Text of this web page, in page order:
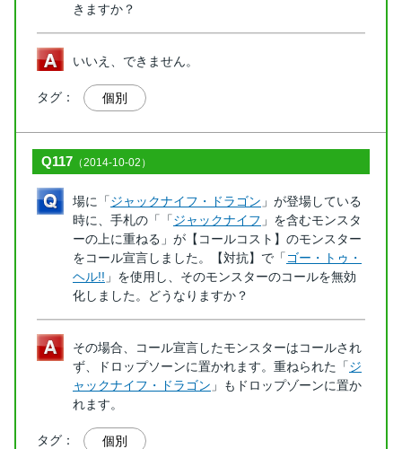
きますか？
いいえ、できません。
タグ： 個別
Q117 （2014-10-02）
場に「ジャックナイフ・ドラゴン 」が登場している
時に、手札の「「ジャックナイフ 」を含むモンスタ
ーの上に重ねる」が【コールコスト】のモンスター
をコール宣言しました。【対抗】で「 ゴー・トゥ・
ヘル!! 」を使用し、そのモンスターのコールを無効
化しました。どうなりますか？
その場合、コール宣言したモンスターはコールされ
ず、ドロップソーンに置かれます。重ねられた「ジ
ャックナイフ・ドラゴン 」もドロップゾーンに置か
れます。
タグ： 個別